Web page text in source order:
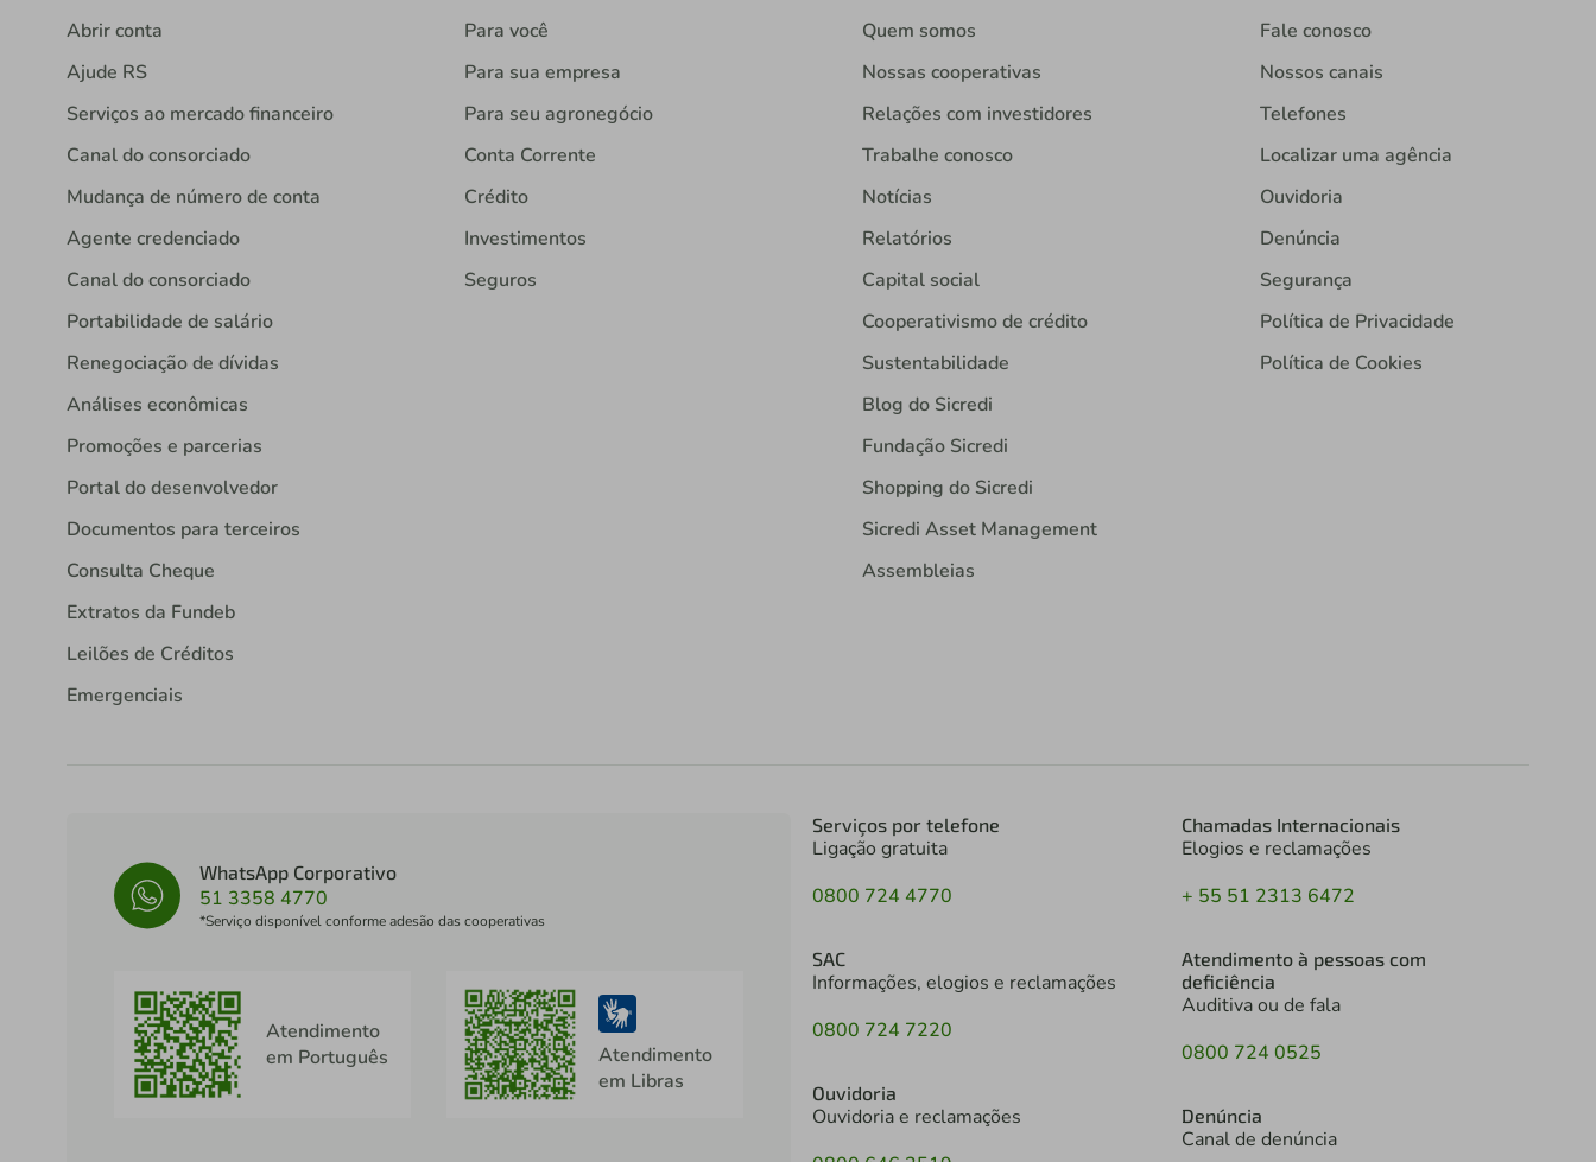
Abrir conta
Ajude RS
Serviços ao mercado financeiro
Canal do consorciado
Mudança de número de conta
Agente credenciado
Canal do consorciado
Portabilidade de salário
Renegociação de dívidas
Análises econômicas
Promoções e parcerias
Portal do desenvolvedor
Documentos para terceiros
Consulta Cheque
Extratos da Fundeb
Leilões de Créditos
Emergenciais
Para você
Para sua empresa
Para seu agronegócio
Conta Corrente
Crédito
Investimentos
Seguros
Quem somos
Nossas cooperativas
Relações com investidores
Trabalhe conosco
Notícias
Relatórios
Capital social
Cooperativismo de crédito
Sustentabilidade
Blog do Sicredi
Fundação Sicredi
Shopping do Sicredi
Sicredi Asset Management
Assembleias
Fale conosco
Nossos canais
Telefones
Localizar uma agência
Ouvidoria
Denúncia
Segurança
Política de Privacidade
Política de Cookies
WhatsApp Corporativo
51 3358 4770
*Serviço disponível conforme adesão das cooperativas
Atendimento
em Português
Atendimento
em Libras
Serviços por telefone
Ligação gratuita
0800 724 4770
SAC
Informações, elogios e reclamações
0800 724 7220
Ouvidoria
Ouvidoria e reclamações
Chamadas Internacionais
Elogios e reclamações
+ 55 51 2313 6472
Atendimento à pessoas com
deficiência
Auditiva ou de fala
0800 724 0525
Denúncia
Canal de denúncia